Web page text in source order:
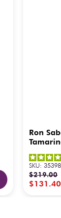
Ron
SKU: 35398
$219.00
$131 .40